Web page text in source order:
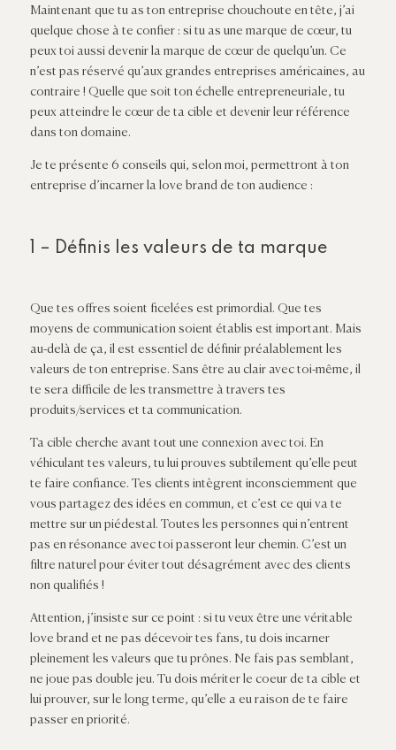
Maintenant que tu as ton entreprise chouchoute en tête, j’ai
quelque chose à te confier : si tu as une marque de cœur, tu
peux toi aussi devenir la marque de cœurde quelqu’un. Ce
n’est pas réservé qu’aux grandes entreprises américaines, au
contraire ! Quelle que soit ton échelle entrepreneuriale, tu
peux atteindre le cœurde ta cible et devenir leur référence
dans ton domaine.
Je te présente 6 conseils qui, selon moi, permettront à ton
entreprise d’incarner la love brand de ton audience :
1 – Définis les valeurs de ta marque
Que tes offres soient ficelées est primordial. Que tes
moyens de communication soient établis est important. Mais
au-delà de ça, il est essentiel de définir préalablement les
valeurs de ton entreprise. Sans être au clair avec toi-même, il
te sera difficile de les transmettre à travers tes
produits/services et ta communication.
Ta cible cherche avant tout une connexion avec toi. En
véhiculant tes valeurs, tu lui prouves subtilement qu’elle peut
te faire confiance. Tes clients intègrent inconsciemment que
vous partagez des idées en commun, et c’est ce qui va te
mettre sur un piédestal. Toutes les personnes qui n’entrent
pas en résonance avec toi passeront leur chemin. C’est un
filtre naturel pour éviter tout désagrément avec des clients
non qualifiés !
Attention, j’insiste sur ce point : si tu veux être une véritable
love brand et ne pas décevoir tes fans, tu dois incarner
pleinement les valeurs que tu prônes. Ne fais pas semblant,
ne joue pas double jeu. Tu dois mériter le coeur de ta cible et
lui prouver, sur le long terme, qu’elle a eu raison de te faire
passer en priorité.